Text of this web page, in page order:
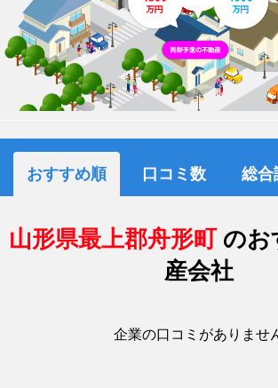
おすすめ順 口コミ数 総合
山形県最上郡舟形町 のお
産会社
企業の口コミがありませ